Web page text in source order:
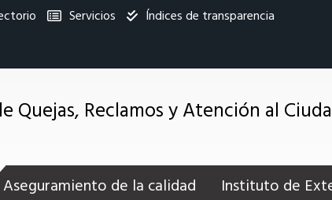
Servicios
Índices de transparencia
Quejas, Reclamos y Atención al
Aseguramiento de la calidad Instituto de